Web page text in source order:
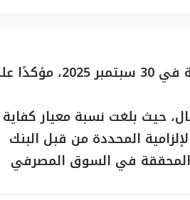
أعلن بنك الإسكندرية عن نتائجه المالية للفترة المنتهية في 30
حيث بلغت نسبة معيار
الإلزامية المحددة من قبل البنك
المحققة في السوق المصرفي